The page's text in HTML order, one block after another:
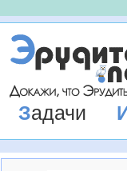
Задачи